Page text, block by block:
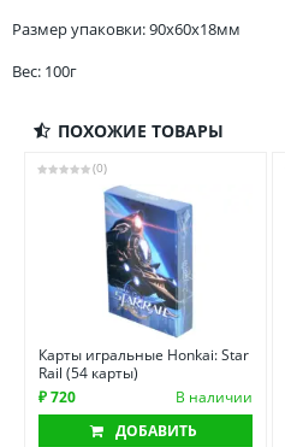
Размер упаковки: 90x60x18мм
Вес: 100г
ПОХОЖИЕ ТОВАРЫ
(0)
Карты игральные Honkai: Star
Rail (54 карты)
₽ 720
В наличии
ДОБАВИТЬ